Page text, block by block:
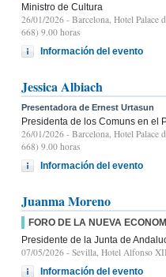
Ministro de Cultura
26/01/2026 - Barcelona, Hotel Palace
668) 9.00 horas
Información del evento
Jessica Albiach
Presentadora de Ernest Urtasun
Presidenta de los Comuns en el
26/01/2026 - Barcelona, Hotel Palace
668) 9.00 horas
Información del evento
Juanma Moreno
FORO DE LA NUEVA
Presidente de la Junta de
07/05/2026 - Sevilla, Hotel Alfonso
Información del evento